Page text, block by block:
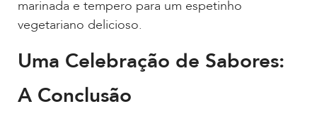
marinada e tempero para um espetinho
vegetariano delicioso.
Uma Celebração de Sabores:
A Conclusão